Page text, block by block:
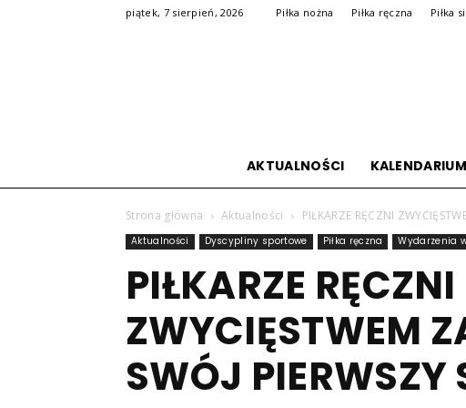
piątek, 7 sierpień, 2026 Piłka nożna Piłka ręczna Piłka
AKTUALNOŚCI KALENDARIUM
Strona główna Aktualności PIŁKARZE RĘCZNI
Aktualności Dyscypliny sportowe Piłka ręczna Wydarzenia
PIŁKARZE RĘCZNI
ZWYCIĘSTWEM
SWÓJ PIERWSZY